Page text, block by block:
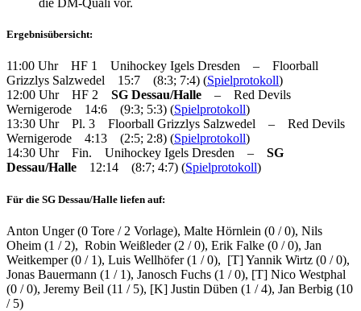
die DM-Quali vor.
Ergebnisübersicht:
11:00 Uhr HF 1 Unihockey Igels Dresden – Floorball
Grizzlys Salzwedel 15:7 (8:3; 7:4) (Spielprotokoll)
12:00 Uhr HF 2 SG Dessau/Halle – Red Devils
Wernigerode 14:6 (9:3; 5:3) (Spielprotokoll)
13:30 Uhr Pl. 3 Floorball Grizzlys Salzwedel – Red Devils
Wernigerode 4:13 (2:5; 2:8) (Spielprotokoll)
14:30 Uhr Fin. Unihockey Igels Dresden – SG
Dessau/Halle 12:14 (8:7; 4:7) (Spielprotokoll)
Für die SG Dessau/Halle liefen auf:
Anton Unger (0 Tore / 2 Vorlage), Malte Hörnlein (0 / 0), Nils
Oheim (1 / 2), Robin Weißleder (2 / 0), Erik Falke (0 / 0), Jan
Weitkemper (0 / 1), Luis Wellhöfer (1 / 0), [T] Yannik Wirtz (0 / 0),
Jonas Bauermann (1 / 1), Janosch Fuchs (1 / 0), [T] Nico Westphal
(0 / 0), Jeremy Beil (11 / 5), [K] Justin Düben (1 / 4), Jan Berbig (10
/ 5)